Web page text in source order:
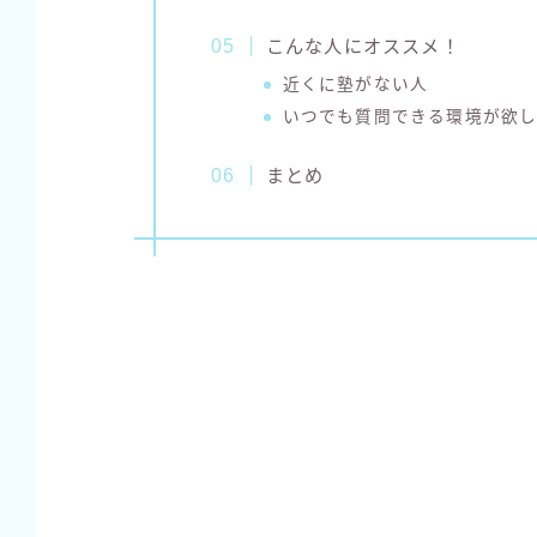
こんな人にオススメ！
近くに塾がない人
いつでも質問できる環境が欲
まとめ